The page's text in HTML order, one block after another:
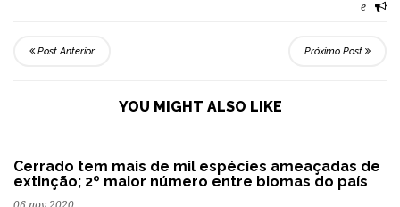
e
Post Anterior Próximo Post
YOU MIGHT ALSO LIKE
Cerrado tem mais de mil espécies ameaçadas de
extinção; 2º maior número entre biomas do país